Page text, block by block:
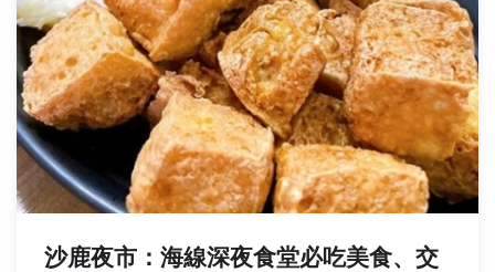
沙鹿夜市：海線深夜食堂必吃美食、交